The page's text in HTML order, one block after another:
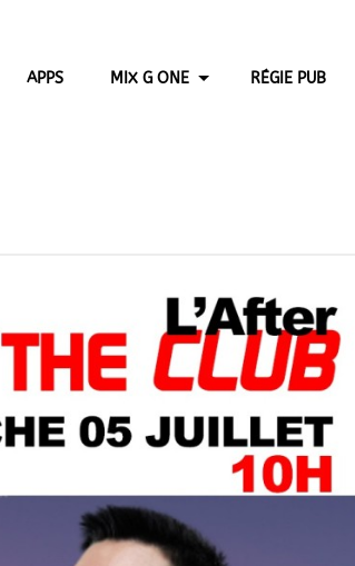
APPS MIX G ONE RÉGIE PUB